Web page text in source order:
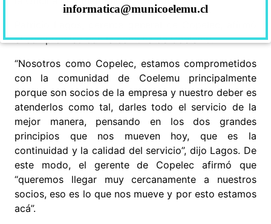
el compromiso con la comuna de Coelemu.
“Nosotros como Copelec, estamos comprometidos
con la comunidad de Coelemu principalmente
porque son socios de la empresa y nuestro deber es
atenderlos como tal, darles todo el servicio de la
mejor manera, pensando en los dos grandes
principios que nos mueven hoy, que es la
continuidad y la calidad del servicio”, dijo Lagos. De
este modo, el gerente de Copelec afirmó que
“queremos llegar muy cercanamente a nuestros
socios, eso es lo que nos mueve y por esto estamos
acá”.
informatica@municoelemu.cl